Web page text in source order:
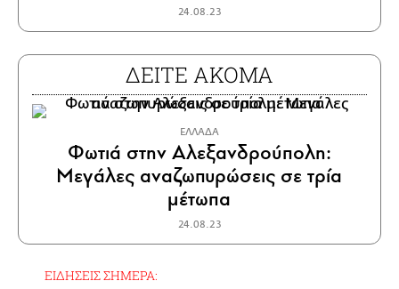
24.08.23
ΔΕΙΤΕ ΑΚΟΜΑ
ΕΛΛΑΔΑ
Φωτιά στην Αλεξανδρούπολη:
Μεγάλες αναζωπυρώσεις σε τρία
μέτωπα
24.08.23
ΕΙΔΗΣΕΙΣ ΣΗΜΕΡΑ: